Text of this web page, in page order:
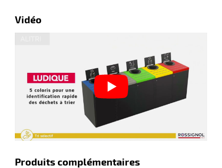
Vidéo
Produits complémentaires